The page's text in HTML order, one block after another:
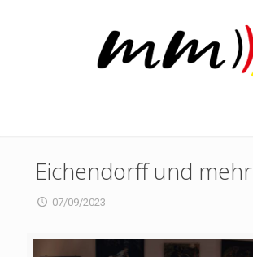
Eichendorff und mehr
07/09/2023